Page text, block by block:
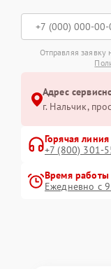
Отправляя заявку
Адрес
г. Нальчик,
Горячая линия
+7 (800) 301-
Время работы
Ежедневно с